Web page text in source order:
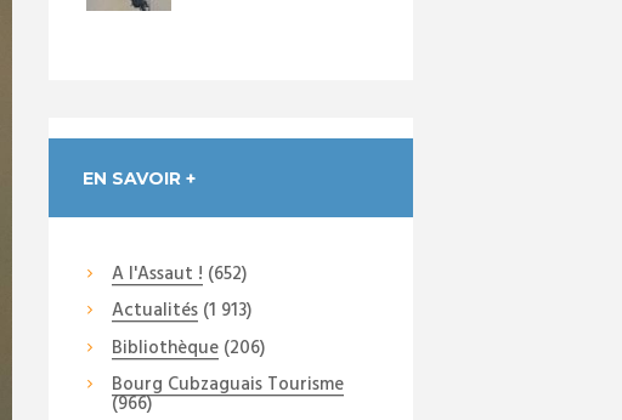
EN SAVOIR +
A l'Assaut ! (652)
Actualités(1 913)
Bibliothèque(206)
Bourg Cubzaguais Tourisme
(966)